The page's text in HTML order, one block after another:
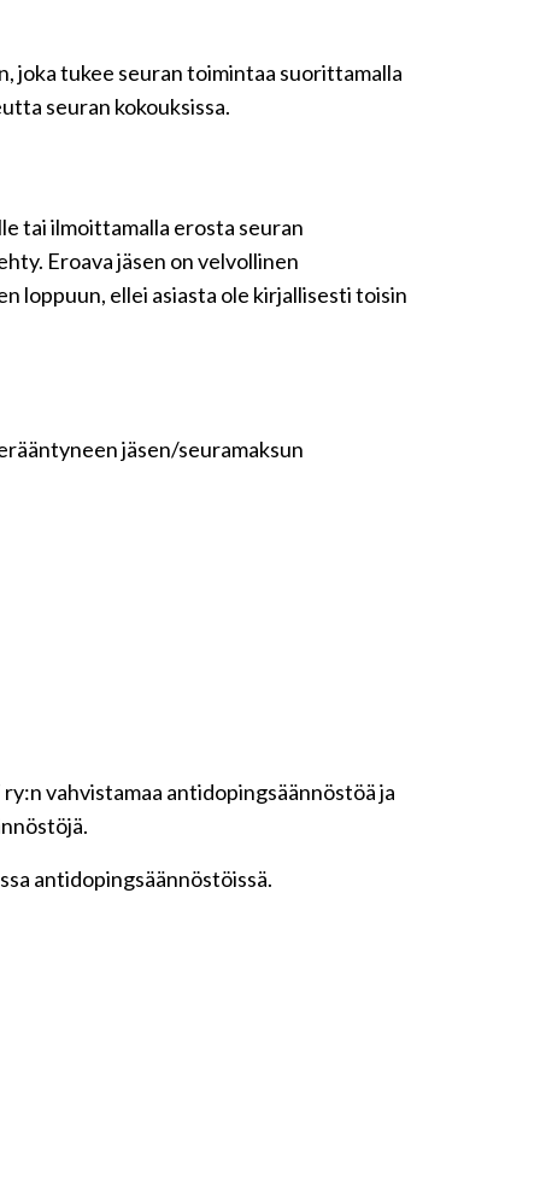
joka tukee seuran toimintaa suorittamalla
seuran kokouksissa.
tai ilmoittamalla erosta seuran
Eroava jäsen on velvollinen
loppuun, ellei asiasta ole kirjallisesti toisin
jäsen/seuramaksun
vahvistamaa antidopingsäännöstöä ja
antidopingsäännöstöissä.